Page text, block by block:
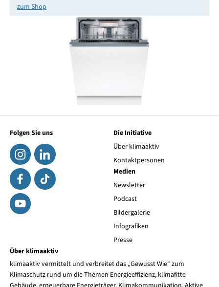
zum Shop
Folgen Sie uns
Die Initiative
Über klimaaktiv
Kontaktpersonen
Medien
Newsletter
Podcast
Bildergalerie
Infografiken
Presse
Über klimaaktiv
klimaaktiv vermittelt und verbreitet das „Gewusst Wie“ zum
Klimaschutz rund um die Themen Energieeffizienz, klimafitte